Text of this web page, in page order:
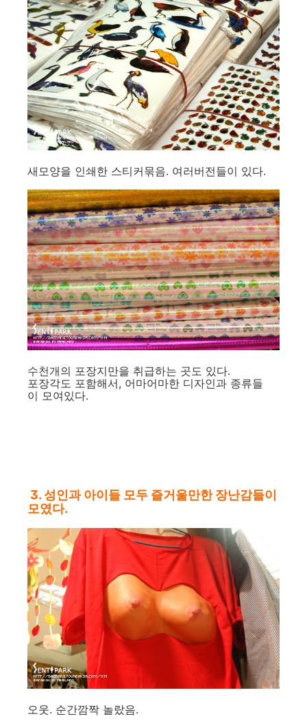
새모양을 인쇄한 스티커묶음. 여러버전들이 있다.
수천개의 포장지만을 취급하는 곳도 있다.
포장각도 포함해서, 어마어마한 디자인과 종류들
이 모여있다.
3. 성인과 아이들 모두 즐거울만한 장난감들이
모였다.
오웃. 순간깜짝 놀랐음.